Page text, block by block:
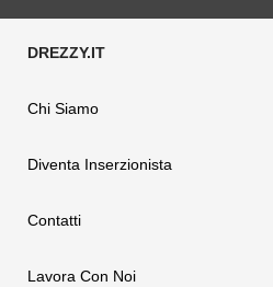
Chi Siamo
Diventa Inserzionista
Contatti
Lavora Con Noi